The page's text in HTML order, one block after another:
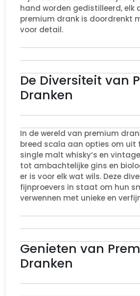
hand worden gedistilleerd, elk
premium drank is doordrenkt
voor detail.
De Diversiteit van
Dranken
In de wereld van premium
breed scala aan opties om uit
single malt whisky’s en
tot ambachtelijke gins en
er is voor elk wat wils. Deze
fijnproevers in staat om hun
verwennen met unieke en
Genieten van
Dranken